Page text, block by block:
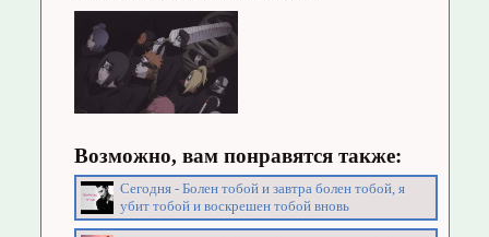
Возможно, вам понравятся также:
Сегодня - Болен тобой и завтра болен тобой, я
убит тобой и воскрешен тобой вновь